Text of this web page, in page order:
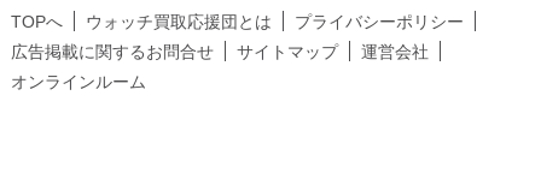
TOPへ ウォッチ買取応援団とは
プライバシーポリシー
広告掲載に関するお問合せ
サイトマップ
運営会社
オンラインルーム